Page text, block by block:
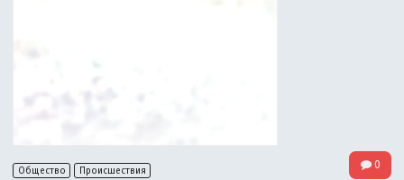
Общество Происшествия 0